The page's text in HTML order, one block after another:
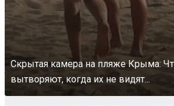
Скрытая камера на пляже Крыма:
вытворяют, когда их не видят...